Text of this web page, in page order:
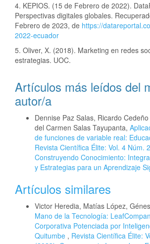
4. KEPIOS. (15 de Febrero de 2022).
Perspectivas digitales globales.
Febrero de 2023, de https://
2022-ecuador
5. Oliver, X. (2018). Marketing en redes
estrategias. UOC.
Artículos más leídos del
autor/a
Dennise Paz Salas, Ricardo
del Carmen Salas Tayupanta,
de funciones de variable real:
Revista Científica Élite: Vol. 4 Núm.
Construyendo Conocimiento:
y Estrategias para un Aprendizaje
Artículos similares
Victor Heredia, Matías López,
Mano de la Tecnología:
Corporativa Potenciada por
Quitumbe , Revista Científica Élite: